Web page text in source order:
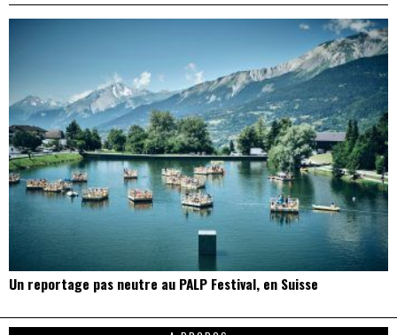
Un reportage pas neutre au PALP Festival, en Suisse